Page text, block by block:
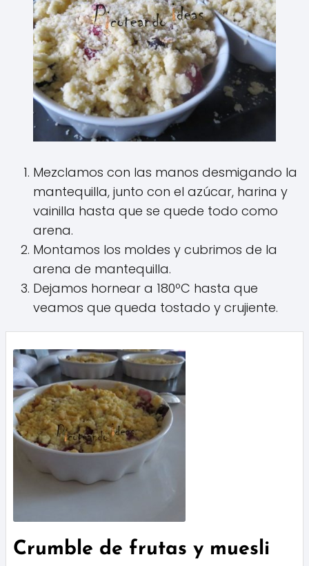
Mezclamos con las manos desmigando la
mantequilla, junto con el azúcar, harina y
vainilla hasta que se quede todo como
arena.
Montamos los moldes y cubrimos de la
arena de mantequilla.
Dejamos hornear a 180ºC hasta que
veamos que queda tostado y crujiente.
Crumble de frutas y muesli